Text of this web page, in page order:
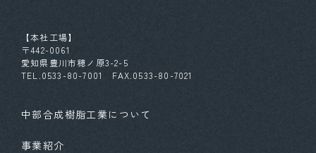
【本社工場】
〒442-0061
愛知県豊川市穂ノ原3-2-5
TEL.0533-80-7001 FAX.0533-80-7021
中部合成樹脂工業について
事業紹介